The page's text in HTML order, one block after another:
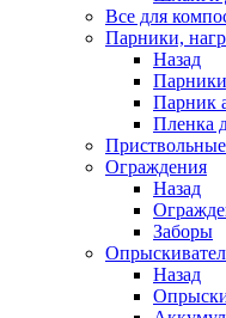
Все для
Парники,
Назад
Парник
Пленка
Ограждения
Назад
Заборы
Назад